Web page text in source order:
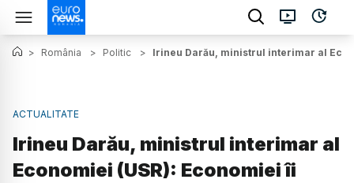
> România > Politic > Irineu Darău, ministrul interimar al
ACTUALITATE
Irineu Darău, ministrul interimar al
Economiei (USR): Economiei îi